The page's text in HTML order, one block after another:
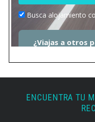
ENCUENTRA TU